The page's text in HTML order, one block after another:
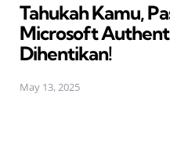
Tahukah Kamu,
Microsoft
Dihentikan!
May 13, 2025